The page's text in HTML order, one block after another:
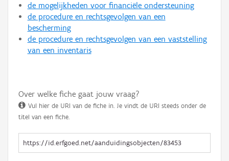
de mogelijkheden voor financiële ondersteuning
de procedure en rechtsgevolgen van een
bescherming
de procedure en rechtsgevolgen van een vaststelling
van een inventaris
Over welke fiche gaat jouw vraag?
Vul hier de URI van de fiche in. Je vindt de URI steeds onder de
titel van een fiche.